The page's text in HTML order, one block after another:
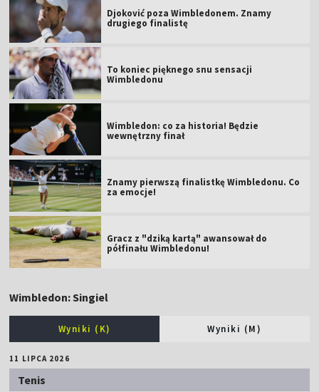
Djoković poza Wimbledonem. Znamy
drugiego finalistę
To koniec pięknego snu sensacji
Wimbledonu
Wimbledon: co za historia! Będzie
wewnętrzny finał
Znamy pierwszą finalistkę Wimbledonu. Co
za emocje!
Gracz z "dziką kartą" awansował do
półfinału Wimbledonu!
Wimbledon: Singiel
Wyniki (K) Wyniki (M)
11 LIPCA 2026
Tenis